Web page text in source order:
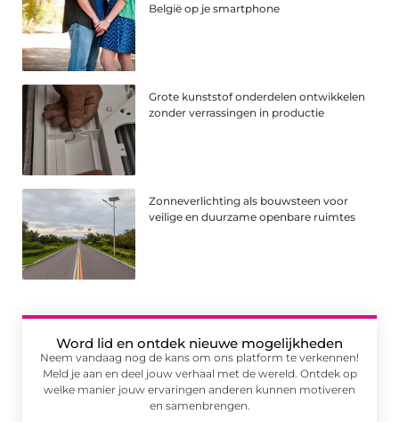
België op je smartphone
Grote kunststof onderdelen ontwikkelen
zonder verrassingen in productie
Zonneverlichting als bouwsteen voor
veilige en duurzame openbare ruimtes
Word lid en ontdek nieuwe mogelijkheden
Neem vandaag nog de kans om ons platform te verkennen!
Meld je aan en deel jouw verhaal met de wereld. Ontdek op
welke manier jouw ervaringen anderen kunnen motiveren
en samenbrengen.